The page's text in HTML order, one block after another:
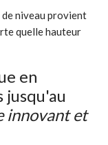
niveau provient
quelle hauteur
en
jusqu'au
innovant et